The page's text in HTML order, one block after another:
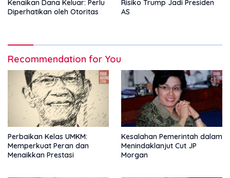
Kenaikan Dana Keluar: Perlu
Diperhatikan oleh Otoritas
Risiko Trump Jadi Presiden
AS
Recommendation for You
Perbaikan Kelas UMKM:
Memperkuat Peran dan
Menaikkan Prestasi
Kesalahan Pemerintah dalam
Menindaklanjut Cut JP
Morgan